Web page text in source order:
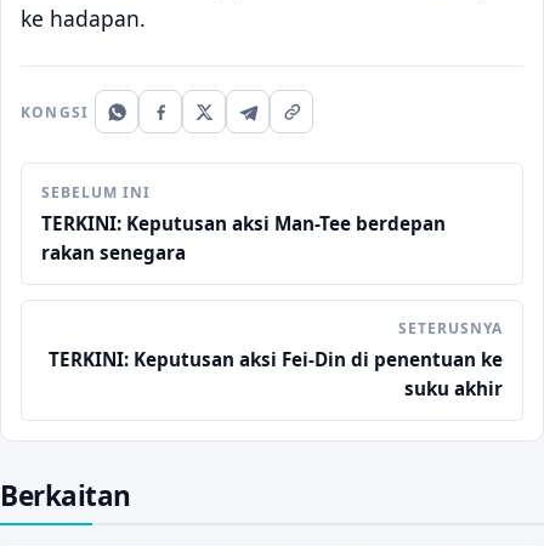
ke hadapan.
KONGSI
SEBELUM INI
TERKINI: Keputusan aksi Man-Tee berdepan
rakan senegara
SETERUSNYA
TERKINI: Keputusan aksi Fei-Din di penentuan ke
suku akhir
Berkaitan